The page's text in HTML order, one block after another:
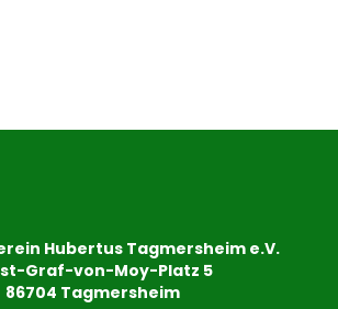
Hubertus Tagmersheim e.V.
Graf-von-Moy-Platz 5
86704 Tagmersheim